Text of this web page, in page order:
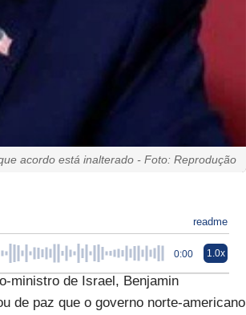
acordo está inalterado - Foto: Reprodução
readme
0:00 1.0x
ministro de Israel, Benjamin
de paz que o governo norte-americano